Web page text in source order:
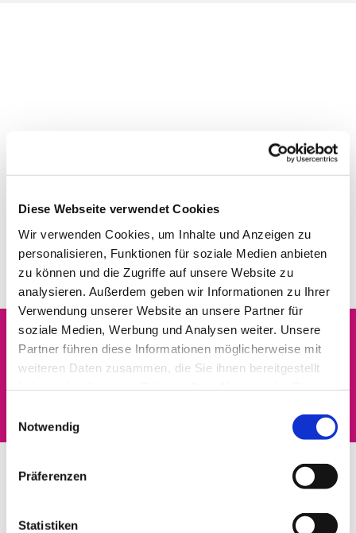
Diese Webseite verwendet Cookies
Wir verwenden Cookies, um Inhalte und Anzeigen zu
personalisieren, Funktionen für soziale Medien anbieten
zu können und die Zugriffe auf unsere Website zu
analysieren. Außerdem geben wir Informationen zu Ihrer
Verwendung unserer Website an unsere Partner für
soziale Medien, Werbung und Analysen weiter. Unsere
Partner führen diese Informationen möglicherweise mit
weiteren Daten zusammen, die Sie ihnen bereitgestellt
Notwendig
Präferenzen
Statistiken
Dies könnte Sie auch
interessieren